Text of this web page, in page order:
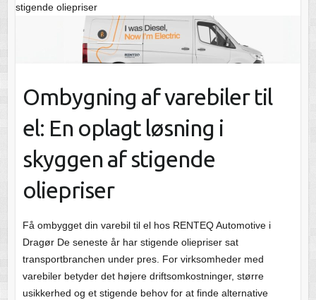
stigende oliepriser
Ombygning af varebiler til
el: En oplagt løsning i
skyggen af stigende
oliepriser
Få ombygget din varebil til el hos RENTEQ Automotive i
Dragør De seneste år har stigende oliepriser sat
transportbranchen under pres. For virksomheder med
varebiler betyder det højere driftsomkostninger, større
usikkerhed og et stigende behov for at finde alternative